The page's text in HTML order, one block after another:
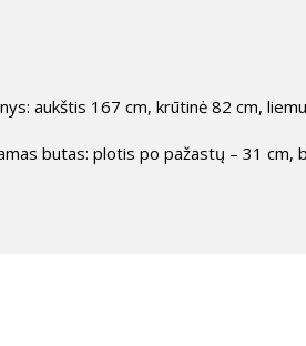
aukštis 167 cm, krūtinė 82 cm,
butas: plotis po pažastų – 31 cm,